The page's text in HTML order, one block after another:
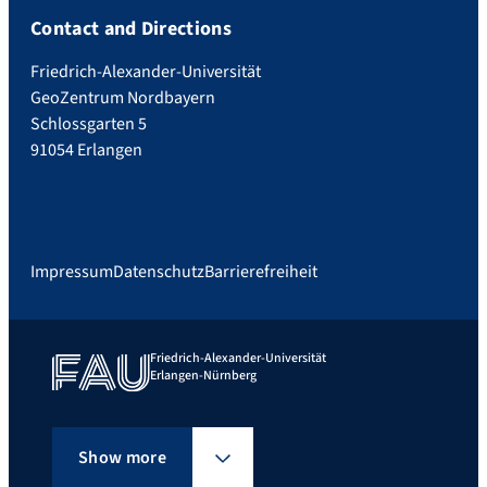
Contact and Directions
Friedrich-Alexander-Universität
GeoZentrum Nordbayern
Schlossgarten 5
91054 Erlangen
ImpressumDatenschutzBarrierefreiheit
Friedrich-Alexander-Universität
Erlangen-Nürnberg
Show more